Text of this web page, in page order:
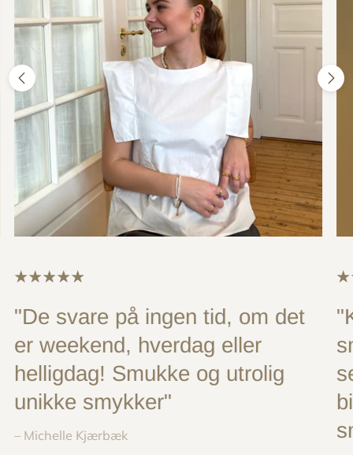
"De svare på ingen tid, om det
er weekend, hverdag eller
helligdag! Smukke og utrolig
unikke smykker"
– Michelle Kjærbæk